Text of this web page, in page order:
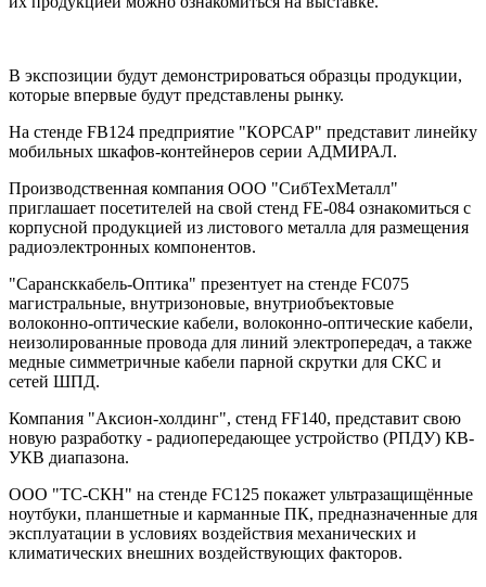
В экспозиции будут демонстрироваться образцы продукции,
которые впервые будут представлены рынку.
На стенде FB124 предприятие "КОРСАР" представит линейку
мобильных шкафов-контейнеров серии АДМИРАЛ.
Производственная компания ООО "СибТехМеталл"
приглашает посетителей на свой стенд FE-084 ознакомиться с
корпусной продукцией из листового металла для размещения
радиоэлектронных компонентов.
"Сарансккабель-Оптика" презентует на стенде FС075
магистральные, внутризоновые, внутриобъектовые
волоконно-оптические кабели, волоконно-оптические кабели,
неизолированные провода для линий электропередач, а также
медные симметричные кабели парной скрутки для СКС и
сетей ШПД.
Компания "Аксион-холдинг", стенд FF140, представит свою
новую разработку - радиопередающее устройство (РПДУ) КВ-
УКВ диапазона.
ООО "ТС-СКН" на стенде FC125 покажет ультразащищённые
ноутбуки, планшетные и карманные ПК, предназначенные для
эксплуатации в условиях воздействия механических и
климатических внешних воздействующих факторов.